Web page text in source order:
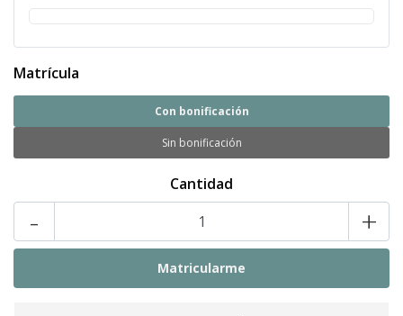
Matrícula
Con bonificación
Sin bonificación
Cantidad
- +